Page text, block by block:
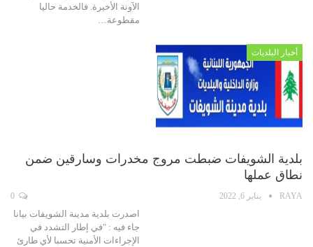
الآونة الأخيرة. فالخدمة حاليا
مقطوعة…
أخبار البلديات
بلدية الشويفات ضبطت مروج مخدرات وسارقين ضمن
نطاق عملها
RAYA يناير 6, 2022
اصدرت بلدية مدينة الشويفات بيانا
جاء فيه : "في إطار التشدد في
الإجراءات الأمنية تحسبا لأي طارئ